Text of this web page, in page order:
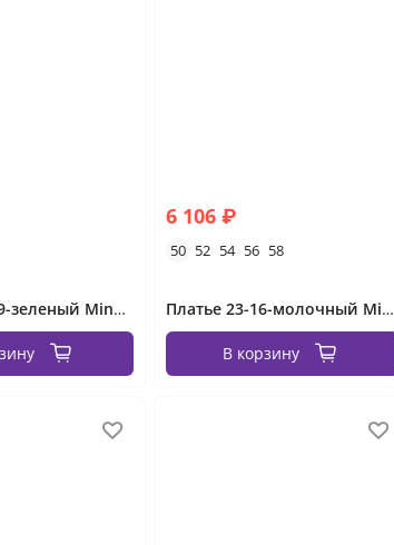
Платье 00269-зеленый Minova
6 106 ₽
50 52 54 56 58
Платье 23-16-молочный Minova
В корзину